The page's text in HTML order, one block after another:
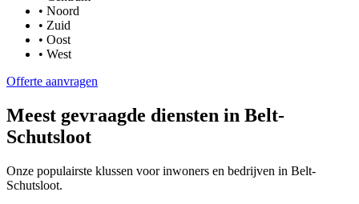
• Noord
• Zuid
• Oost
• West
Offerte aanvragen
Meest gevraagde diensten in Belt-
Schutsloot
Onze populairste klussen voor inwoners en bedrijven in Belt-
Schutsloot.